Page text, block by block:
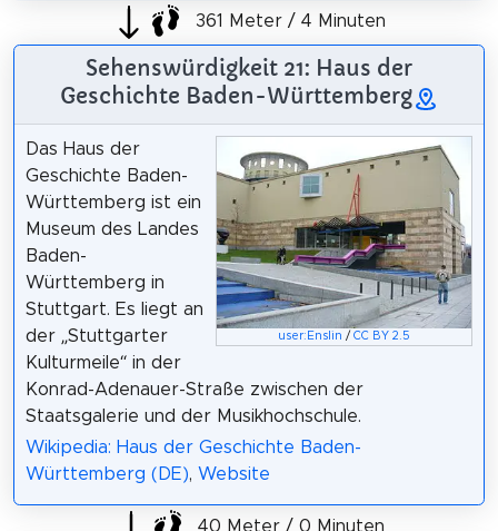
361 Meter / 4 Minuten
Sehenswürdigkeit 21: Haus der
Geschichte Baden-Württemberg
user:Enslin /CC BY 2.5
Das Haus der
Geschichte Baden-
Württemberg ist ein
Museum des Landes
Baden-
Württemberg in
Stuttgart. Es liegt an
der „Stuttgarter
Kulturmeile“ in der
Konrad-Adenauer-Straße zwischen der
Staatsgalerie und der Musikhochschule.
Wikipedia: Haus der Geschichte Baden-
Württemberg (DE), Website
40 Meter / 0 Minuten